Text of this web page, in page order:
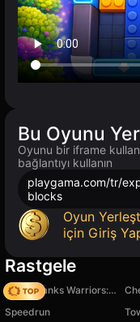
Bu Oyunu
Oyunu bir iframe
bağlantıyı kullanın
playgama.com/tr/
blocks
Oyun
için Giriş
Rastgele
Age of Tanks Warriors: TD War
Speedrun